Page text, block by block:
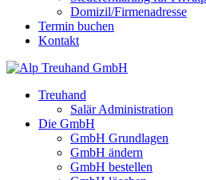
Domizil/Firmenadresse
Termin buchen
Kontakt
Treuhand
Salär Administration
Die GmbH
GmbH Grundlagen
GmbH ändern
GmbH bestellen